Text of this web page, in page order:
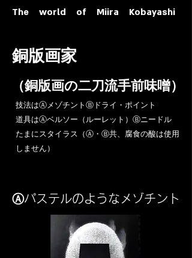
The world of Miira Kobayashi
​銅版画家
​（銅版画の二刀流手前味噌）
​技法はⒶメゾチントⒷドライ・ポイント
道具はⒶベルソー（ルーレット）Ⓑニードル
​たまにスタイラス（Ⓐ・Ⓑ共、腐食の酸は使用
しません）
Ⓐパステルのようなメゾチント